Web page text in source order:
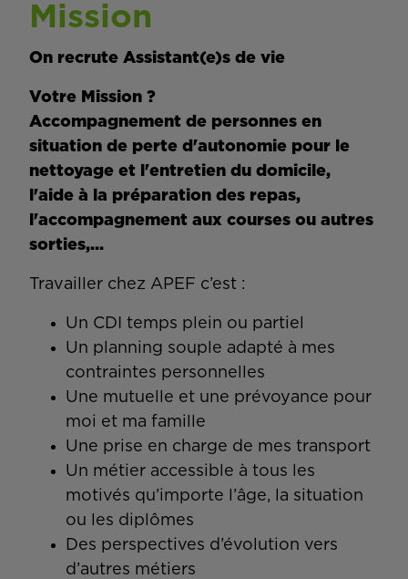
Mission
On recrute Assistant(e)s de vie
Votre Mission ?
Accompagnement de personnes en
situation de perte d'autonomie pour le
nettoyage et l'entretien du domicile,
l'aide à la préparation des repas,
l'accompagnement aux courses ou autres
sorties,...
Travailler chez APEF c’est :
Un CDI temps plein ou partiel
Un planning souple adapté à mes
contraintes personnelles
Une mutuelle et une prévoyance pour
moi et ma famille
Une prise en charge de mes transport
Un métier accessible à tous les
motivés qu’importe l’âge, la situation
ou les diplômes
Des perspectives d’évolution vers
d’autres métiers